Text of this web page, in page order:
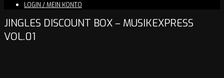
LOGIN / MEIN KONTO
JINGLES DISCOUNT BOX – MUSIKEXPRESS
VOL.01